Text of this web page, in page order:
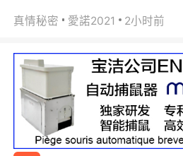
真情秘密 愛諾2021 2小时前